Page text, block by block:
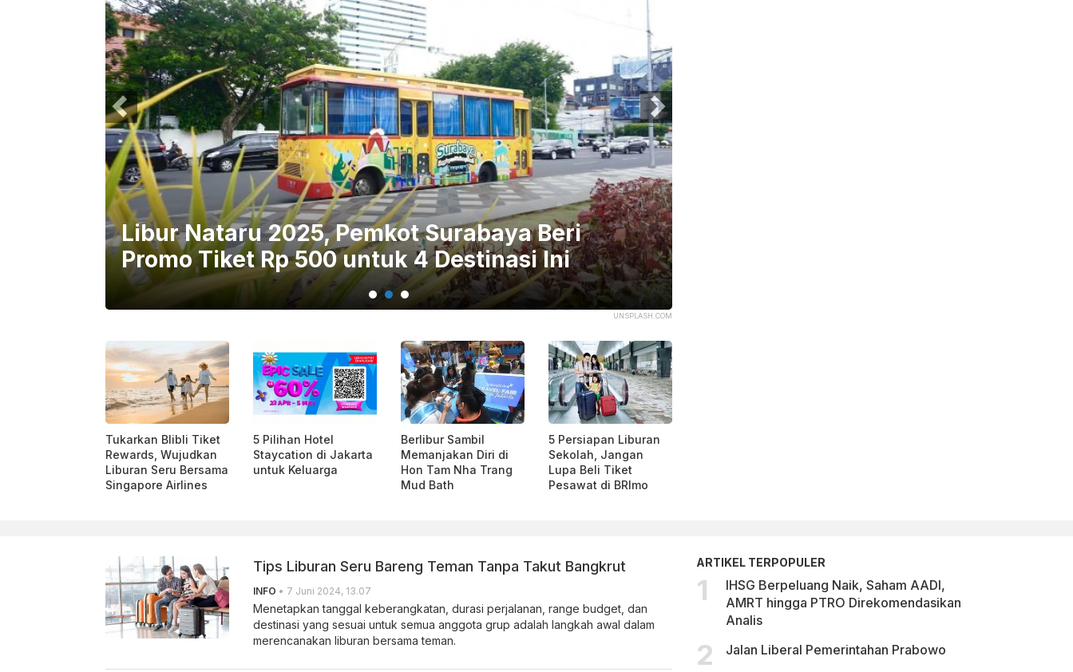
UNSPLASH.COM
Libur Nataru 2025, Pemkot Surabaya Beri
Promo Tiket Rp 500 untuk 4 Destinasi Ini
Tukarkan Blibli Tiket
Rewards, Wujudkan
Liburan Seru Bersama
Singapore Airlines
5 Pilihan Hotel
Staycation di Jakarta
untuk Keluarga
Berlibur Sambil
Memanjakan Diri di
Hon Tam Nha Trang
Mud Bath
5 Persiapan Liburan
Sekolah, Jangan
Lupa Beli Tiket
Pesawat di BRImo
Tips Liburan Seru Bareng Teman Tanpa Takut Bangkrut
INFO • 7 Juni 2024, 13.07
Menetapkan tanggal keberangkatan, durasi perjalanan, range budget, dan
destinasi yang sesuai untuk semua anggota grup adalah langkah awal dalam
merencanakan liburan bersama teman.
ARTIKEL TERPOPULER
IHSG Berpeluang Naik, Saham AADI,
AMRT hingga PTRO Direkomendasikan
Analis
Jalan Liberal Pemerintahan Prabowo